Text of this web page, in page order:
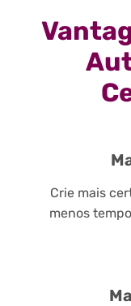
Crie mais
menos